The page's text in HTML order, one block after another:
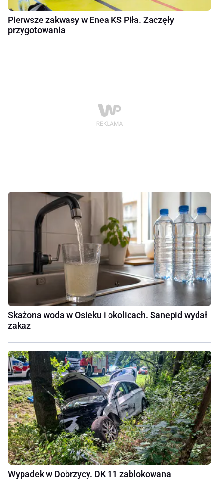
Pierwsze zakwasy w Enea KS Piła. Zaczęły
przygotowania
Skażona woda w Osieku i okolicach. Sanepid wydał
zakaz
Wypadek w Dobrzycy. DK 11 zablokowana